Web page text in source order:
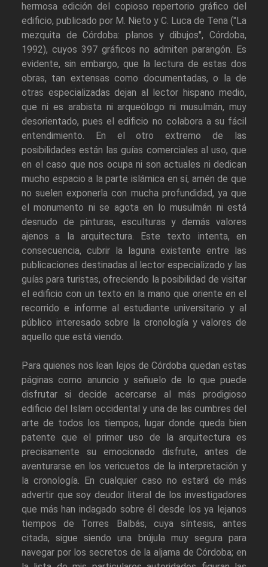
hermosa edición del copioso repertorio gráfico del
edificio, publicado por M. Nieto y C. Luca de Tena ("La
mezquita de Córdoba: planos y dibujos", Córdoba,
1992), cuyos 397 gráficos no admiten parangón. Es
evidente, sin embargo, que la lectura de estas dos
obras, tan extensas como documentadas, o la de
otras especializadas dejan al lector hispano medio,
que ni es arabista ni arqueólogo ni musulmán, muy
desorientado, pues el edificio no colabora a su fácil
entendimiento. En el otro extremo de las
posibilidades están las guías comerciales al uso, que
en el caso que nos ocupa ni son actuales ni dedican
mucho espacio a la parte islámica en sí, amén de que
no suelen exponerla con mucha profundidad, ya que
el monumento ni se agota en lo musulmán ni está
desnudo de pinturas, esculturas y demás valores
ajenos a la arquitectura. Este texto intenta, en
consecuencia, cubrir la laguna existente entre las
publicaciones destinadas al lector especializado y las
guías para turistas, ofreciendo la posibilidad de visitar
el edificio con un texto en la mano que oriente en el
recorrido e informe al estudiante universitario y al
público interesado sobre la cronología y valores de
aquello que está viendo.
Para quienes nos lean lejos de Córdoba quedan estas
páginas como anuncio y señuelo de lo que puede
disfrutar si decide acercarse al más prodigioso
edificio del Islam occidental y una de las cumbres del
arte de todos los tiempos, lugar donde queda bien
patente que el primer uso de la arquitectura es
precisamente su emocionado disfrute, antes de
aventurarse en los vericuetos de la interpretación y
la cronología. En cualquier caso no estará de más
advertir que soy deudor literal de los investigadores
que más han indagado sobre él desde los ya lejanos
tiempos de Torres Balbás, cuya síntesis, antes
citada, sigue siendo una brújula muy segura para
navegar por los secretos de la aljama de Córdoba; en